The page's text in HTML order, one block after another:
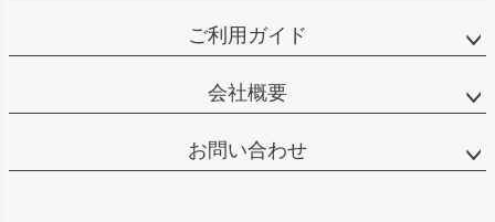
ご利用ガイド
会社概要
お問い合わせ